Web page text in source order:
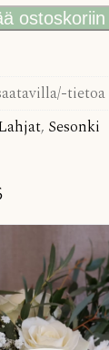
ostoskoriin
tietoa
, Sesonki